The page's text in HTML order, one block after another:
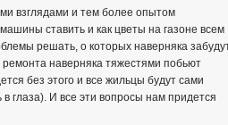
взглядами и тем более опытом
ставить и как цветы на газоне всем
решать, о которых наверняка
наверняка тяжестями побьют
без этого и все жильцы будут сами
глаза). И все эти вопросы нам придется